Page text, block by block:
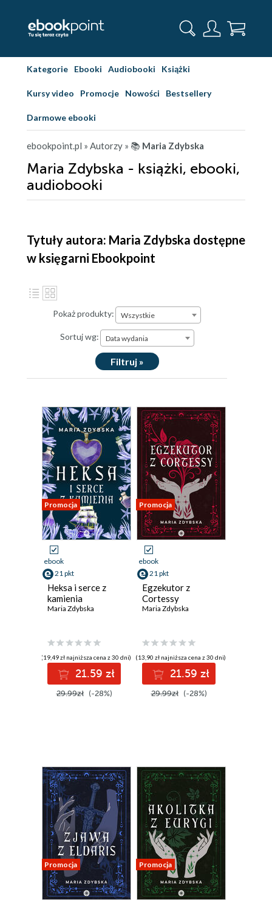
Kategorie Ebooki Audiobooki Książki
Kursy video Promocje Nowości Bestsellery
Darmowe ebooki
ebookpoint.pl » Autorzy » 📚 Maria Zdybska
Maria Zdybska - książki, ebooki,
audiobooki
Tytuły autora: Maria Zdybska dostępne
w księgarni Ebookpoint
Pokaż produkty: Wszystkie
Sortuj wg: Data wydania
Filtruj »
Promocja
ebook
21 pkt
Heksa i serce z
kamienia
Maria Zdybska
(19,49 zł najniższa cena z 30 dni)
21.59 zł
29.99zł (-28%)
Promocja
ebook
21 pkt
Egzekutor z
Cortessy
Maria Zdybska
(13,90 zł najniższa cena z 30 dni)
21.59 zł
29.99zł (-28%)
Promocja Promocja